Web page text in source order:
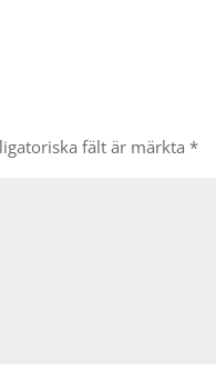
fält är märkta*